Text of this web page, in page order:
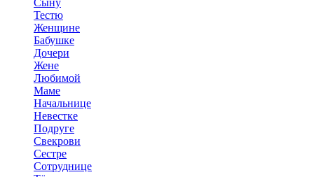
Сыну
Тестю
Женщине
Бабушке
Дочери
Жене
Любимой
Маме
Начальнице
Невестке
Подруге
Свекрови
Сестре
Сотруднице